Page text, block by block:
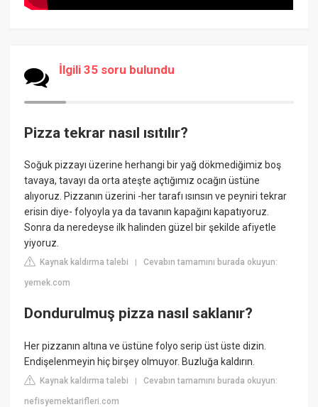
İlgili 35 soru bulundu
Pizza tekrar nasıl ısıtılır?
Soğuk pizzayı üzerine herhangi bir yağ dökmediğimiz boş
tavaya, tavayı da orta ateşte açtığımız ocağın üstüne
alıyoruz. Pizzanın üzerini -her tarafı ısınsın ve peyniri tekrar
erisin diye- folyoyla ya da tavanın kapağını kapatıyoruz.
Sonra da neredeyse ilk halinden güzel bir şekilde afiyetle
yiyoruz.
Kaynak kaldırma talebi |Cevabın tamamını burada okuyun:
yemek.com
Dondurulmuş pizza nasıl saklanır?
Her pizzanın altına ve üstüne folyo serip üst üste dizin.
Endişelenmeyin hiç birşey olmuyor. Buzluğa kaldırın.
Kaynak kaldırma talebi |Cevabın tamamını burada okuyun:
nefisyemektarifleri.com